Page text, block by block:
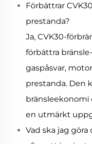
Förbättrar
prestanda?
Ja, CVK30-
förbättra
gaspåsvar,
prestanda. Den
en utmärkt
Vad ska jag